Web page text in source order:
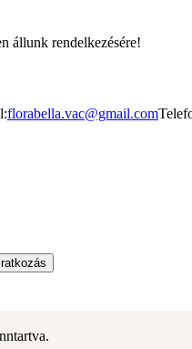
állunk rendelkezésére!
florabella.vac@gmail.com